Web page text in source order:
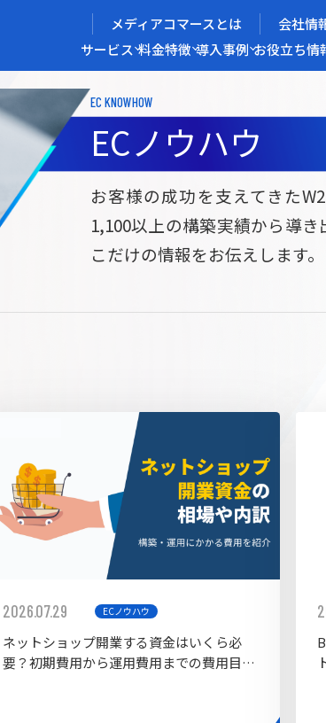
メディアコマースとは 会社情
サービス 料金特徴 導入事例 お役立ち情
メディアコマースを実現する
サブスク/定期通販ECサイト構築
Commerce
BtoB向け
W2
AIカスタマイズ開発 AI buddy
ースとは 選ばれる理由 開発力/支援体制
導入企業インタビュー
お役立ち資料
EC KNOWHOW
ECノウハウ
お客様の成功を支えてきた
1,100以上の構築実績から導
こだけの情報をお伝えします。
2026.07.29 ECノウハウ
ネットショップ開業する資金はいくら必
要？初期費用から運用費用までの費用目安